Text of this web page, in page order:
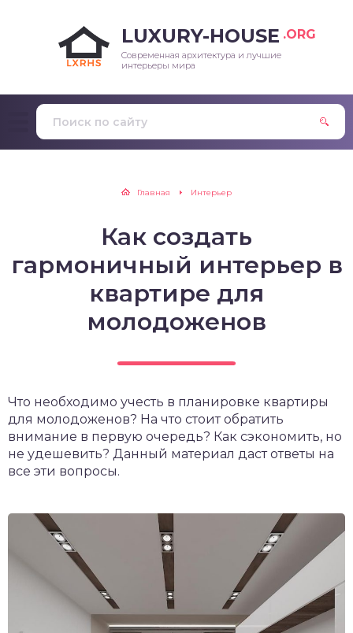
LUXURY-HOUSE .ORG
Современная архитектура и лучшие
интерьеры мира
Главная Интерьер
Как создать
гармоничный интерьер в
квартире для
молодоженов
Что необходимо учесть в планировке квартиры
для молодоженов? На что стоит обратить
внимание в первую очередь? Как сэкономить, но
не удешевить? Данный материал даст ответы на
все эти вопросы.